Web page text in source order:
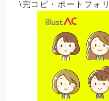
\完コピ・ポートフォ